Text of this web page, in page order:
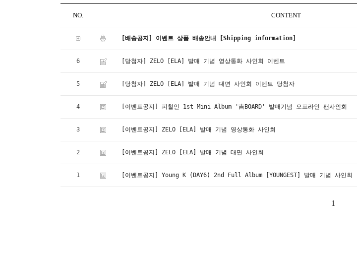
NO. CONTENT
[배송공지] 이벤트 상품 배송안내 [Shipping information]
6 [당첨자] ZELO [ELA] 발매 기념 영상통화 사인회 이벤트
5 [당첨자] ZELO [ELA] 발매 기념 대면 사인회 이벤트 당첨자
4 [이벤트공지] 피철인 1st Mini Album '吉BOARD' 발매기념 오프라인 팬사인회
3 [이벤트공지] ZELO [ELA] 발매 기념 영상통화 사인회
2 [이벤트공지] ZELO [ELA] 발매 기념 대면 사인회
1 [이벤트공지] Young K (DAY6) 2nd Full Album [YOUNGEST] 발매 기념 사인회
1